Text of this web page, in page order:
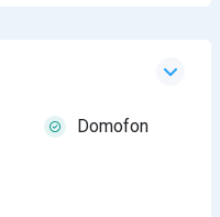
Domofon